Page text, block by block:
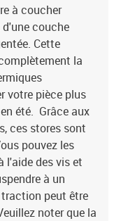
à coucher
d'une couche
Cette
la
votre pièce plus
été. Grâce aux
ces stores sont
pouvez les
l'aide des vis et
à un
traction peut être
noter que la